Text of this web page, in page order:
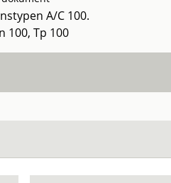
A/C 100.
100, Tp 100